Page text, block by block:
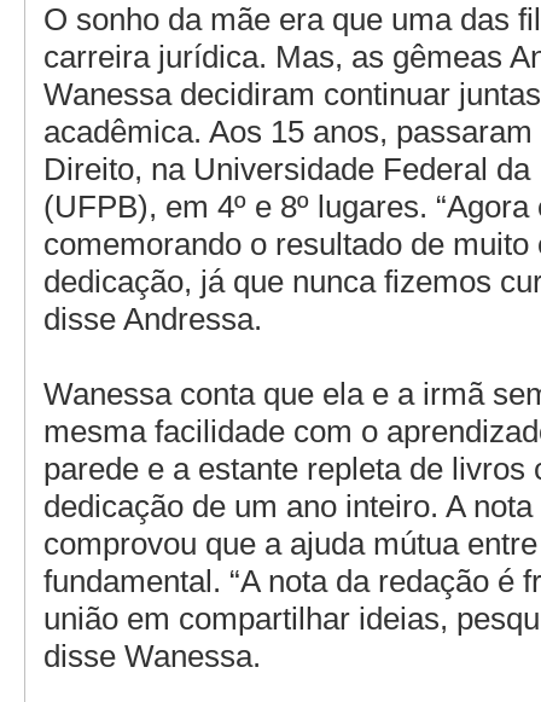
O sonho da mãe era que uma das
carreira jurídica. Mas, as gêmeas
Wanessa decidiram continuar
acadêmica. Aos 15 anos,
Direito, na Universidade Federal da
(UFPB), em 4º e 8º lugares.
comemorando o resultado de muito
dedicação, já que nunca fizemos
disse Andressa.
Wanessa conta que ela e a irmã
mesma facilidade com o
parede e a estante repleta de livros
dedicação de um ano inteiro. A
comprovou que a ajuda mútua
fundamental. “A nota da redação é
união em compartilhar ideias,
disse Wanessa.